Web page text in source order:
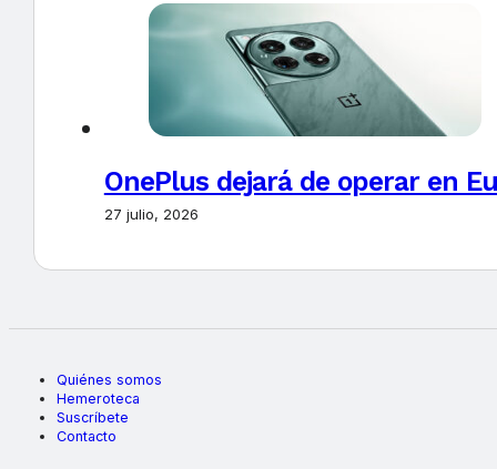
OnePlus dejará de operar en
27 julio, 2026
Quiénes somos
Hemeroteca
Suscríbete
Contacto